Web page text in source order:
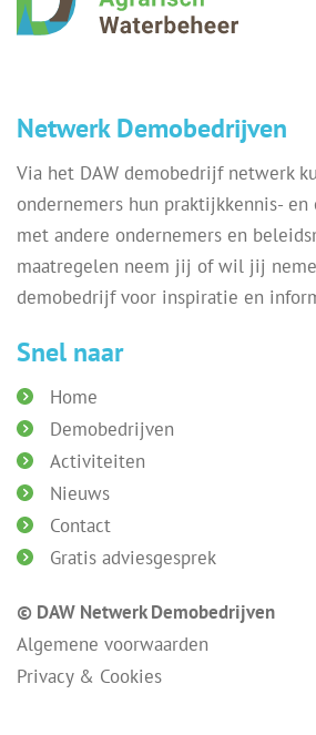
Netwerk Demobedrijven
Via het DAW demobedrijf netwerk
ondernemers hun praktijkkennis-
met andere ondernemers en
maatregelen neem jij of wil jij
demobedrijf voor inspiratie en
Snel naar
Home
Demobedrijven
Activiteiten
Nieuws
Contact
Gratis adviesgesprek
© DAW Netwerk Demobedrijven
Algemene voorwaarden
Privacy & Cookies